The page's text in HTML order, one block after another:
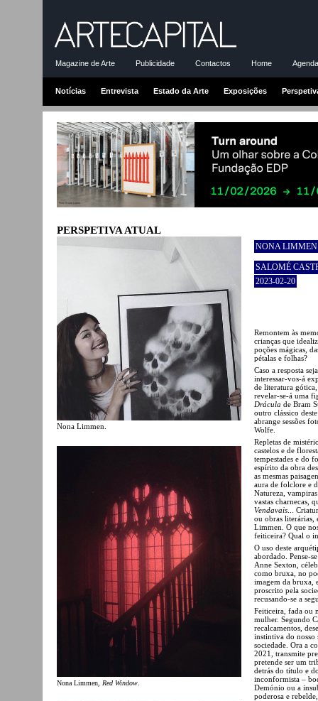
Magazine de Arte Publicidade Contactos Home
Notícias Entrevista Estado da Arte Exposições
PERSPETIVA ATUAL
Nona Limmen.
Nona Limmen, Red Window
NONA
SALOMÉ
2023-02-20
Remontem às
crianças que
poções mágicas,
pétalas e folhas?
Caso a resposta
interessar-vos-á
de literatura
revelar-se-á uma
Drácula de Bram
outro clássico
abrange sessões
Wolfe.
Repletas de
castelos e de
tempestades e do
espírito da obra
as mesmas
aura de folclore e
Natureza,
vastas charnecas,
Vendavais ...
ou obras literárias,
Limmen. O que
feiticeira? Qual o
O uso deste
abordado. Pense-
Anne Sexton,
como bruxa, no
imagem da bruxa,
proscrito pela
recusando-se a
Feiticeira, fada ou
mulher. Segundo
recalcamentos,
instintiva do nosso
sociedade. Ora a
2021, transmite
pretende ser um
detrás do título e
inconformista –
Demónio ou a
poderosa e